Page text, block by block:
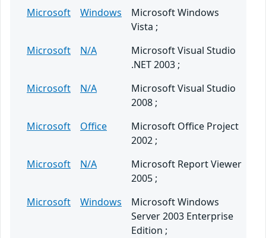
Microsoft
Windows
Microsoft Windows
Vista ;
Microsoft
N/A
Microsoft Visual Studio
.NET 2003 ;
Microsoft
N/A
Microsoft Visual Studio
2008 ;
Microsoft
Office
Microsoft Office Project
2002 ;
Microsoft
N/A
Microsoft Report Viewer
2005 ;
Microsoft
Windows
Microsoft Windows
Server 2003 Enterprise
Edition ;